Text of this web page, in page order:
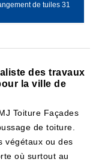
de tuiles 31
des travaux
la ville de
Toiture Façades
de toiture.
végétaux ou des
où surtout au